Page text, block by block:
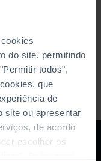
do site, permitindo
todos",
que
de
site ou apresentar
de acordo
escolher os